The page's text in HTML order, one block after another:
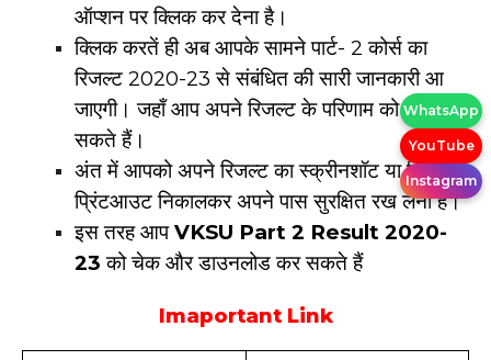
ऑप्शन पर क्लिक कर देना है।
क्लिक करतें ही अब आपके सामने पार्ट- 2 कोर्स का
रिजल्ट 2020-23 से संबंधित की सारी जानकारी आ
जाएगी। जहाँ आप अपने रिजल्ट के परिणाम को देख
सकते हैं।
अंत में आपको अपने रिजल्ट का स्क्रीनशॉट या फिर
प्रिंटआउट निकालकर अपने पास सुरक्षित रख लेना है।
इस तरह आपVKSU Part 2 Result 2020-
23 को चेक और डाउनलोड कर सकते हैं
Imaportant Link
WhatsApp
YouTube
Instagram